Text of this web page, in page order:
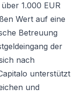
1.000 EUR
Wert auf eine
Betreuung
der
nach
unterstützt
und